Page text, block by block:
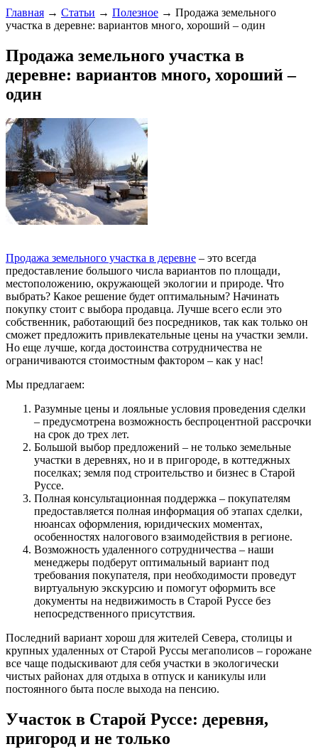
Главная → Статьи → Полезное → Продажа земельного
участка в деревне: вариантов много, хороший – один
Продажа земельного участка в
деревне: вариантов много, хороший –
один
Продажа земельного участка в деревне – это всегда
предоставление большого числа вариантов по площади,
местоположению, окружающей экологии и природе. Что
выбрать? Какое решение будет оптимальным? Начинать
покупку стоит с выбора продавца. Лучше всего если это
собственник, работающий без посредников, так как только он
сможет предложить привлекательные цены на участки земли.
Но еще лучше, когда достоинства сотрудничества не
ограничиваются стоимостным фактором – как у нас!
Мы предлагаем:
Разумные цены и лояльные условия проведения сделки
– предусмотрена возможность беспроцентной рассрочки
на срок до трех лет.
Большой выбор предложений – не только земельные
участки в деревнях, но и в пригороде, в коттеджных
поселках; земля под строительство и бизнес в Старой
Руссе.
Полная консультационная поддержка – покупателям
предоставляется полная информация об этапах сделки,
нюансах оформления, юридических моментах,
особенностях налогового взаимодействия в регионе.
Возможность удаленного сотрудничества – наши
менеджеры подберут оптимальный вариант под
требования покупателя, при необходимости проведут
виртуальную экскурсию и помогут оформить все
документы на недвижимость в Старой Руссе без
непосредственного присутствия.
Последний вариант хорош для жителей Севера, столицы и
крупных удаленных от Старой Руссы мегаполисов – горожане
все чаще подыскивают для себя участки в экологически
чистых районах для отдыха в отпуск и каникулы или
постоянного быта после выхода на пенсию.
Участок в Старой Руссе: деревня,
пригород и не только